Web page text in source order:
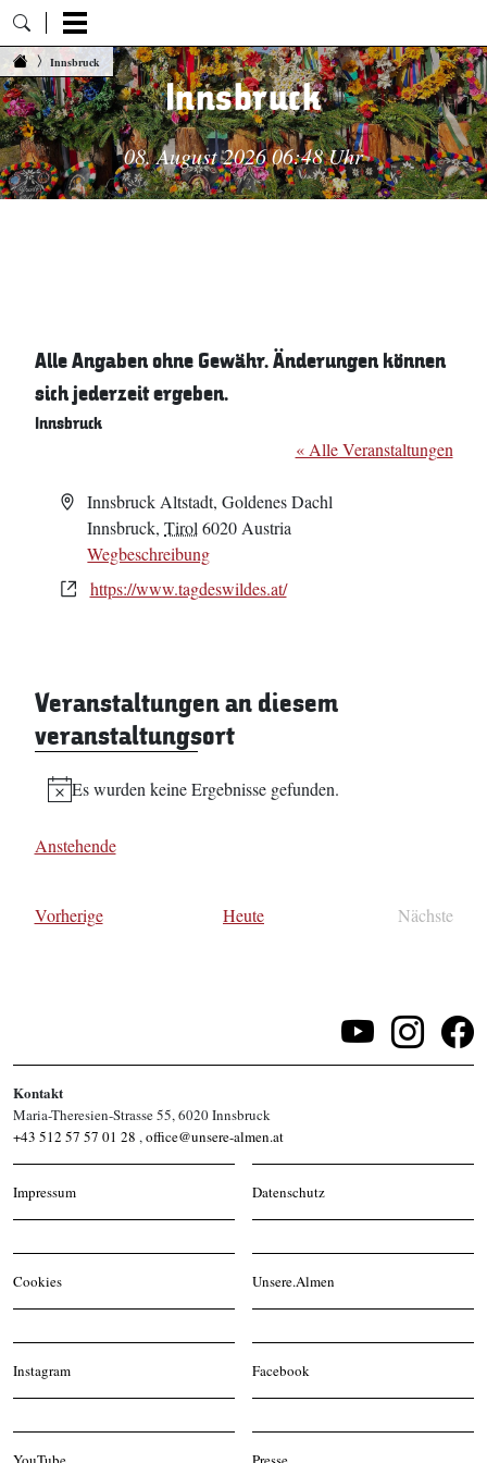
Zum Inhalt springen
Innsbruck
Innsbruck
08. August 2026 06:48 Uhr
Alle Angaben ohne Gewähr. Änderungen können
sich jederzeit ergeben.
Innsbruck
« Alle Veranstaltungen
AdresseInnsbruck Altstadt, Goldenes Dachl
Innsbruck, Tirol 6020 Austria
Wegbeschreibung
Webseitehttps://www.tagdeswildes.at/
Veranstaltungen an diesem
veranstaltungsort
Hinweis
Es wurden keine Ergebnisse gefunden.
Anstehende
VorherigeVeranstaltungen Heute
Nächste
Kontakt
Maria-Theresien-Strasse 55, 6020 Innsbruck
+43 512 57 57 01 28 ,office@unsere-almen.at
Impressum Datenschutz
Cookies Unsere.Almen
Instagram Facebook